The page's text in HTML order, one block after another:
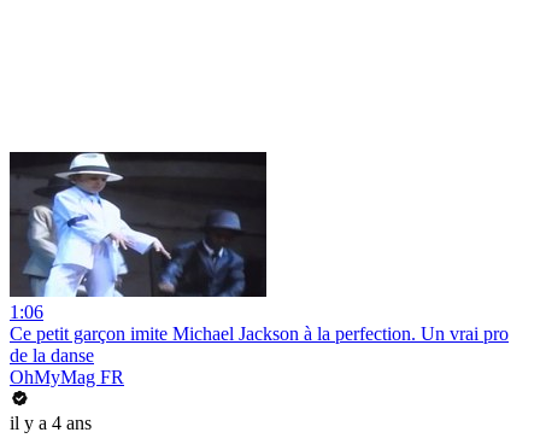
1:06
Ce petit garçon imite Michael Jackson à la perfection. Un vrai pro
de la danse
OhMyMag FR
il y a 4 ans